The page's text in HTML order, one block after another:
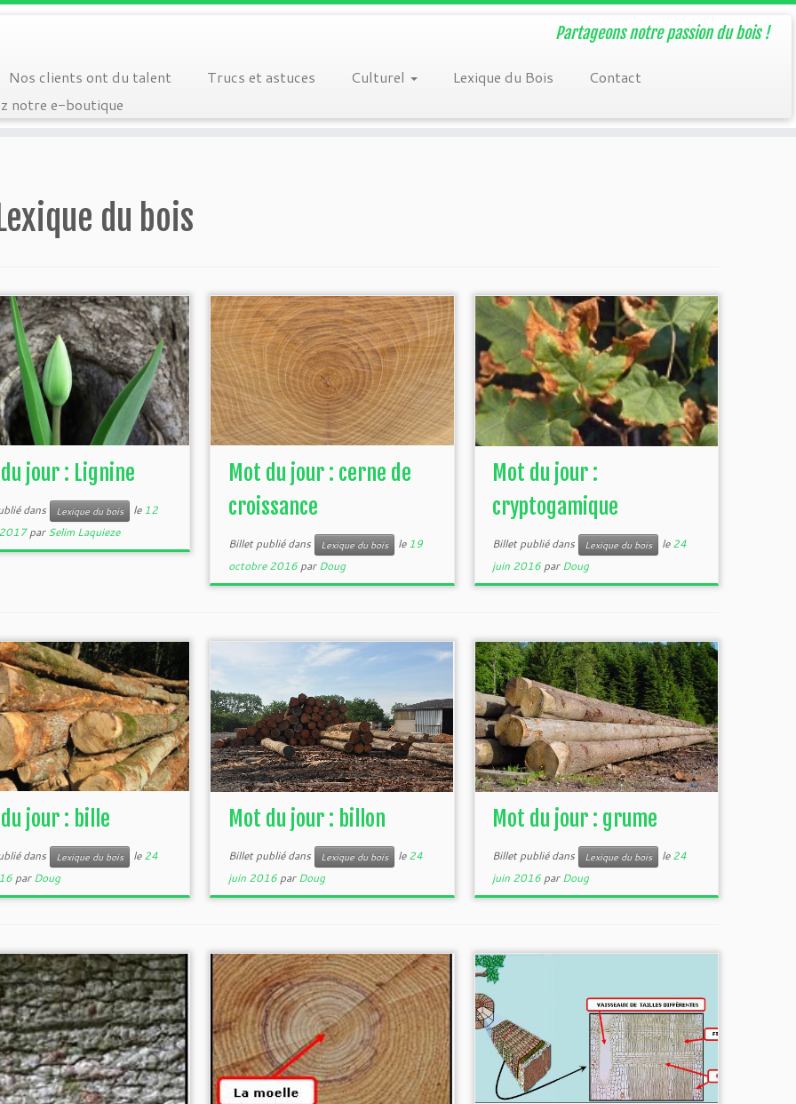
Partageons notre passion du bois !
Nos clients ont du talent Trucs et astuces Culturel Lexique du Bois
Contact
notre e-boutique
Lexique du bois
jour : Lignine
dans Lexique du bois le12
parSelim Laquieze
Mot du jour : cerne de
croissance
Billet publié dans Lexique du bois le19
octobre 2016 parDoug
Mot du jour :
cryptogamique
Billet publié dans Lexique du bois le24
juin 2016 parDoug
jour : bille
dans Lexique du bois le24
parDoug
Mot du jour : billon
Billet publié dans Lexique du bois le24
juin 2016 parDoug
Mot du jour : grume
Billet publié dans Lexique du bois le24
juin 2016 parDoug